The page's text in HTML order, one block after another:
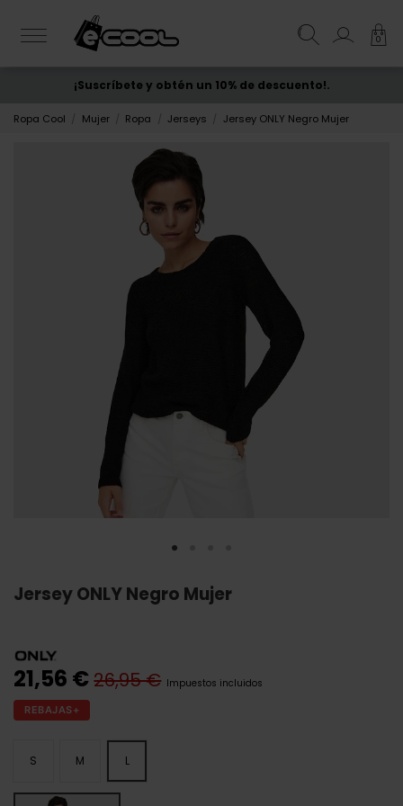
0
ENVÍO GRATIS desde 50€
¡Suscríbete y obtén un 10% de descuento!.
Ropa Cool Mujer Ropa Jerseys Jersey ONLY Negro Mujer
Jersey ONLY Negro Mujer
21,56 €26,95 € Impuestos incluidos
REBAJAS+
S M L